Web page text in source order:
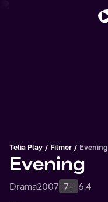
Telia Play Filmer Evening
Evening
Drama2007 7+ 6.4